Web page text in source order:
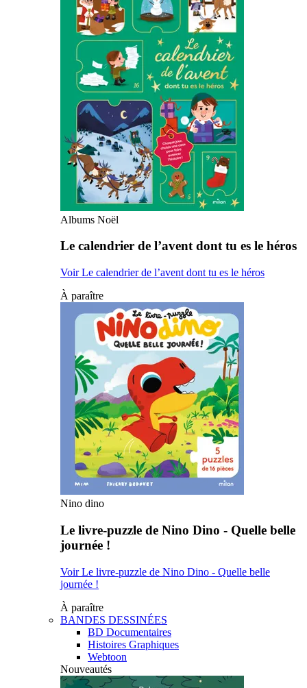
Albums Noël
Le calendrier de l’avent dont tu es le héros
Voir Le calendrier de l’avent dont tu es le héros
À paraître
Nino dino
Le livre-puzzle de Nino Dino - Quelle belle
journée !
Voir Le livre-puzzle de Nino Dino - Quelle belle
journée !
À paraître
BANDES DESSINÉES
BD Documentaires
Histoires Graphiques
Webtoon
Nouveautés